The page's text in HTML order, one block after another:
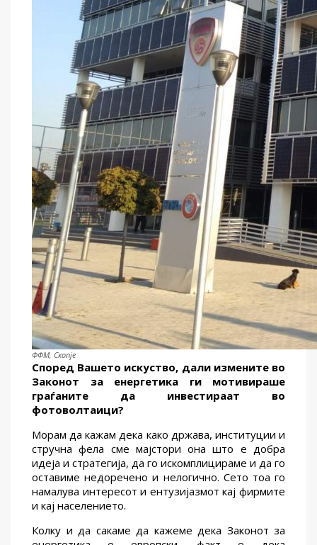
ФФМ, Скопје
Според Вашето искуство, дали измените во
Законот за енергетика ги мотивираше
граѓаните да инвестираат во
фотоволтаици?
Mорам да кажам дека како држава, институции и
стручна фела сме мајстори она што е добра
идеја и стратегија, да го искомплицираме и да го
оставиме недоречено и нелогично. Сето тоа го
намалува интересот и ентузијазмот кај фирмите
и кај населението.
Колку и да сакаме да кажеме дека Законот за